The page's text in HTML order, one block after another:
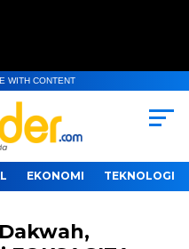
WITH CONTENT
EKONOMI TEKNOLOGI